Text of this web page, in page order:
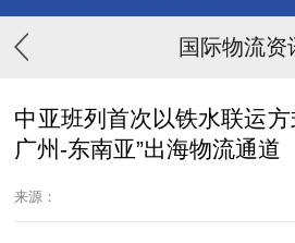
国际物流资
中亚班列首次以铁水联运
广州-东南亚”出海物流通道
来源：